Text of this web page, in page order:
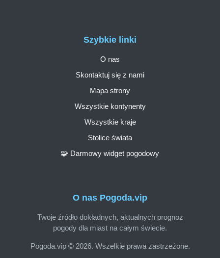
O nas Pogoda.vip
Twoje źródło dokładnych, aktualnych prognoz
pogody dla miast na całym świecie.
Pogoda.vip © 2026. Wszelkie prawa zastrzeżone.
Szybkie linki
O nas
Skontaktuj się z nami
Mapa strony
Wszystkie kontynenty
Wszystkie kraje
Stolice świata
🧩 Darmowy widget pogodowy